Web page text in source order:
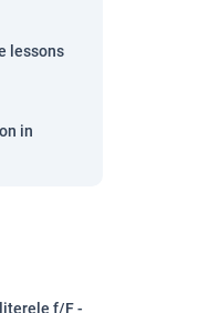
lessons
in
f/F -